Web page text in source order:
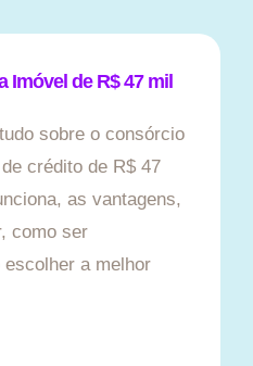
Imóvel de R$ 47 mil
sobre o consórcio
crédito de R$ 47
as vantagens,
como ser
a melhor